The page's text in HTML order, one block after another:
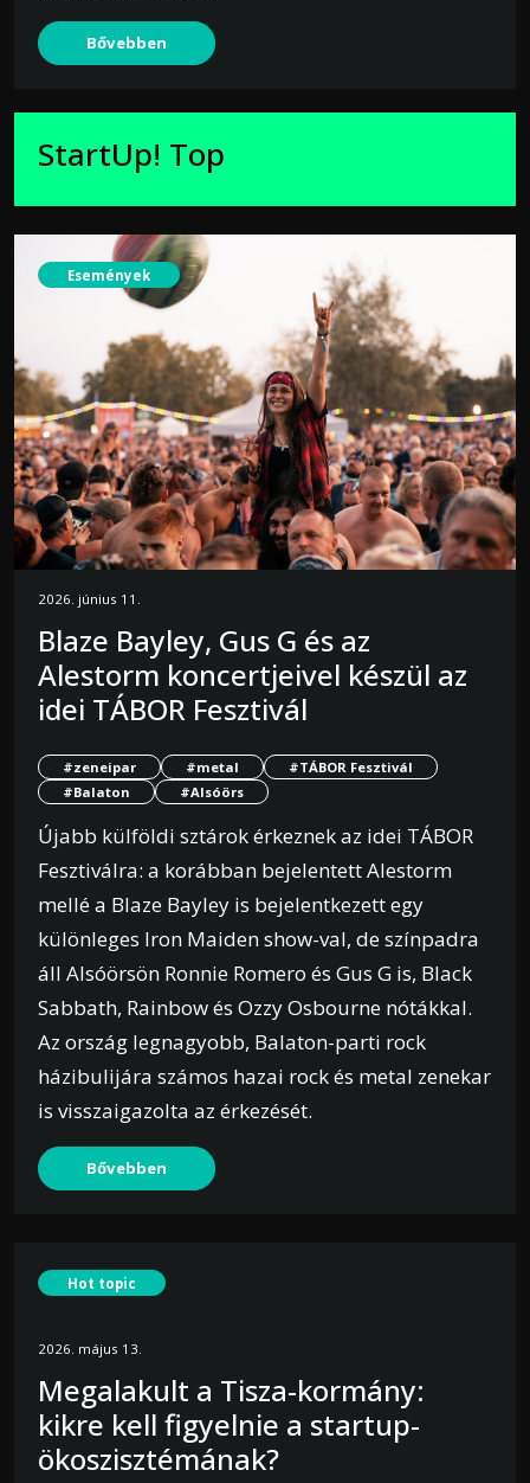
Bővebben
StartUp! Top
Események
2026. június 11.
Blaze Bayley, Gus G és az
Alestorm koncertjeivel készül az
idei TÁBOR Fesztivál
#zeneipar #metal
#TÁBOR Fesztivál
#Balaton
#Alsóörs
Újabb külföldi sztárok érkeznek az idei TÁBOR
Fesztiválra: a korábban bejelentett Alestorm
mellé a Blaze Bayley is bejelentkezett egy
különleges Iron Maiden show-val, de színpadra
áll Alsóörsön Ronnie Romero és Gus G is, Black
Sabbath, Rainbow és Ozzy Osbourne nótákkal.
Az ország legnagyobb, Balaton-parti rock
házibulijára számos hazai rock és metal zenekar
is visszaigazolta az érkezését.
Bővebben
Hot topic
2026. május 13.
Megalakult a Tisza-kormány:
kikre kell figyelnie a startup-
ökoszisztémának?